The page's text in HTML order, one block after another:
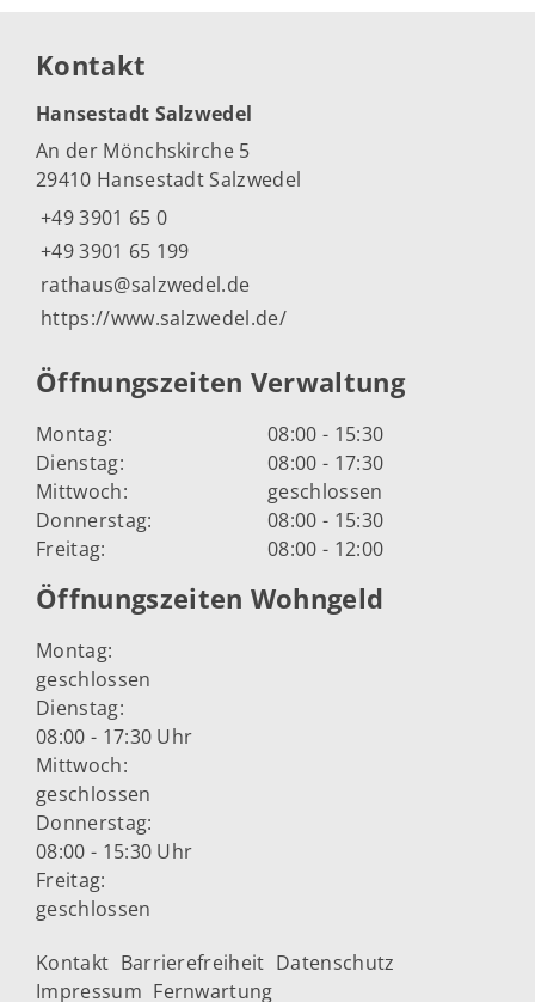
Kontakt
Hansestadt Salzwedel
An der Mönchskirche 5
29410 Hansestadt Salzwedel
+49 3901 65 0
+49 3901 65 199
rathaus@salzwedel.de
https://www.salzwedel.de/
Öffnungszeiten Verwaltung
Montag:
08:00 - 15:30
Dienstag:
08:00 - 17:30
Mittwoch:
geschlossen
Donnerstag:
08:00 - 15:30
Freitag:
08:00 - 12:00
Öffnungszeiten Wohngeld
Montag:
geschlossen
Dienstag:
08:00 - 17:30 Uhr
Mittwoch:
geschlossen
Donnerstag:
08:00 - 15:30 Uhr
Freitag:
geschlossen
Kontakt Barrierefreiheit Datenschutz
Impressum Fernwartung